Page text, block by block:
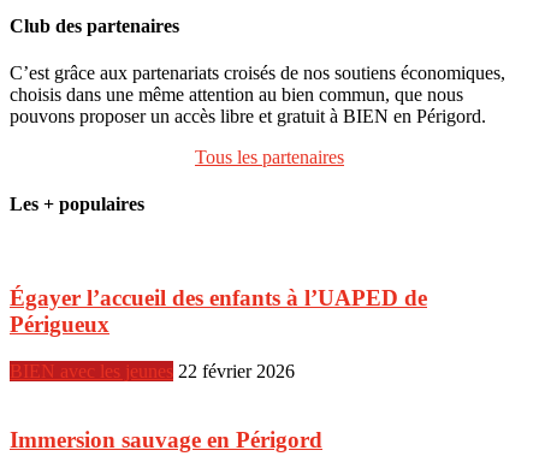
Club des partenaires
C’est grâce aux partenariats croisés de nos soutiens économiques,
choisis dans une même attention au bien commun, que nous
pouvons proposer un accès libre et gratuit à BIEN en Périgord.
Tous les partenaires
Les + populaires
Égayer l’accueil des enfants à l’UAPED de
Périgueux
BIEN avec les jeunes 22 février 2026
Immersion sauvage en Périgord